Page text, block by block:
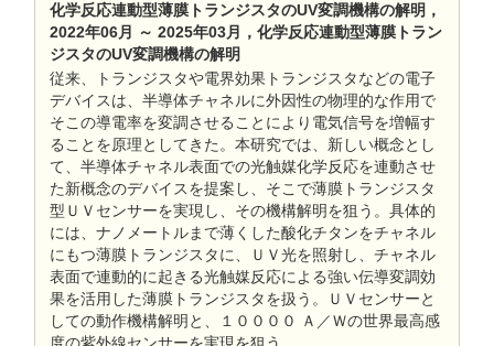
化学反応連動型薄膜トランジスタのUV変調機構の解明，
2022年06月 ～ 2025年03月，化学反応連動型薄膜トラン
ジスタのUV変調機構の解明
従来、トランジスタや電界効果トランジスタなどの電子
デバイスは、半導体チャネルに外因性の物理的な作用で
そこの導電率を変調させることにより電気信号を増幅す
ることを原理としてきた。本研究では、新しい概念とし
て、半導体チャネル表面での光触媒化学反応を連動させ
た新概念のデバイスを提案し、そこで薄膜トランジスタ
型ＵＶセンサーを実現し、その機構解明を狙う。具体的
には、ナノメートルまで薄くした酸化チタンをチャネル
にもつ薄膜トランジスタに、ＵＶ光を照射し、チャネル
表面で連動的に起きる光触媒反応による強い伝導変調効
果を活用した薄膜トランジスタを扱う。ＵＶセンサーと
しての動作機構解明と、１００００ Ａ／Ｗの世界最高感